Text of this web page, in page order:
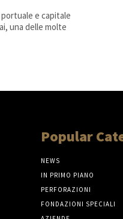
e capitale
una delle molte
Popular
NEWS
IN PRIMO PIANO
PERFORAZIONI
FONDAZIONI SPECIALI